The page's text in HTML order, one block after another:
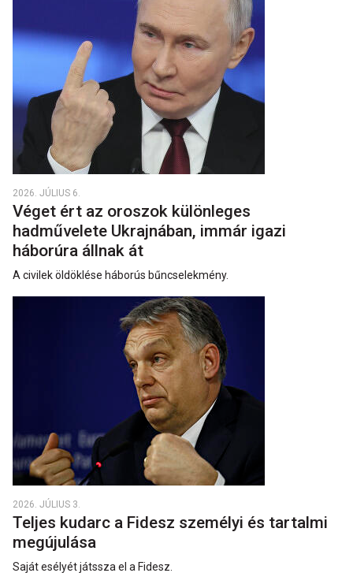
2026. JÚLIUS 6.
Véget ért az oroszok különleges
hadművelete Ukrajnában, immár igazi
háborúra állnak át
A civilek öldöklése háborús bűncselekmény.
2026. JÚLIUS 3.
Teljes kudarc a Fidesz személyi és tartalmi
megújulása
Saját esélyét játssza el a Fidesz.